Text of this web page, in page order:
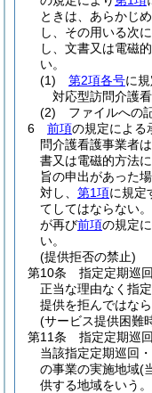
ときは、あらかじ
し、その用いる次
し、文書又は電磁
い。
(1)
第2項各号に
対応型訪問介護
(2)
ファイルへの
6
前項の規定による
問介護看護事業者
書又は電磁的方法
旨の申出があった
対し、 第1項に規定
てしてはならない。
が再び前項の規定
い。
(提供拒否の禁止)
第10条
指定定期巡
正当な理由なく指
提供を拒んではなら
(サービス提供困難
第11条
指定定期巡
当該指定定期巡回
の事業の実施地域(
供する地域をいう